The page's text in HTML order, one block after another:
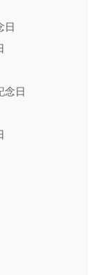
日
念日